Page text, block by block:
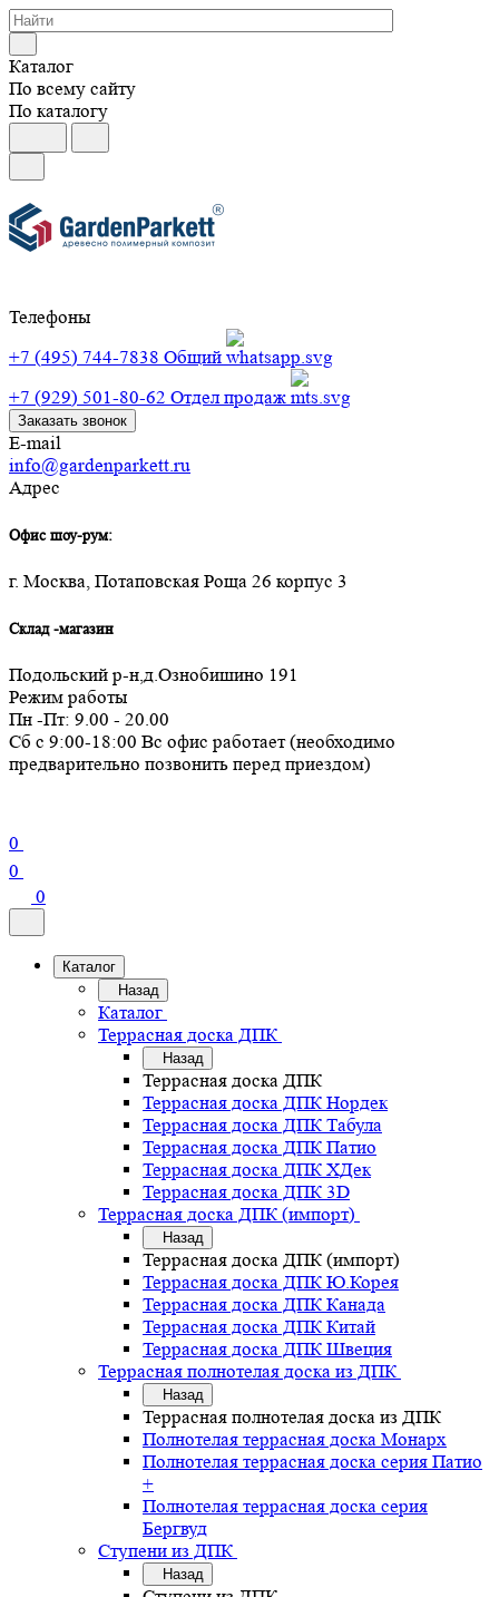
Каталог
По всему сайту
По каталогу
Телефоны
+7 (495) 744-7838 Общий
+7 (929) 501-80-62 Отдел продаж
Заказать звонок
E-mail
info@gardenparkett.ru
Адрес
Офис шоу-рум:
г. Москва, Потаповская Роща 26 корпус 3
Склад -магазин
Подольский р-н,д.Ознобишино 191
Режим работы
Пн -Пт: 9.00 - 20.00
Сб с 9:00-18:00 Вс офис работает (необходимо
предварительно позвонить перед приездом)
0
0
0
Каталог
Назад
Каталог
Террасная доска ДПК
Назад
Террасная доска ДПК
Террасная доска ДПК Нордек
Террасная доска ДПК Табула
Террасная доска ДПК Патио
Террасная доска ДПК ХДек
Террасная доска ДПК 3D
Террасная доска ДПК (импорт)
Назад
Террасная доска ДПК (импорт)
Террасная доска ДПК Ю.Корея
Террасная доска ДПК Канада
Террасная доска ДПК Китай
Террасная доска ДПК Швеция
Террасная полнотелая доска из ДПК
Назад
Террасная полнотелая доска из ДПК
Полнотелая террасная доска Монарх
Полнотелая террасная доска серия Патио
+
Полнотелая террасная доска серия
Бергвуд
Ступени из ДПК
Назад